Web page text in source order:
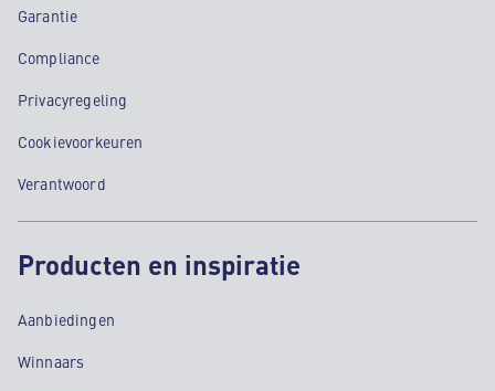
Garantie
Compliance
Privacyregeling
Cookievoorkeuren
Verantwoord
Producten en inspiratie
Aanbiedingen
Winnaars